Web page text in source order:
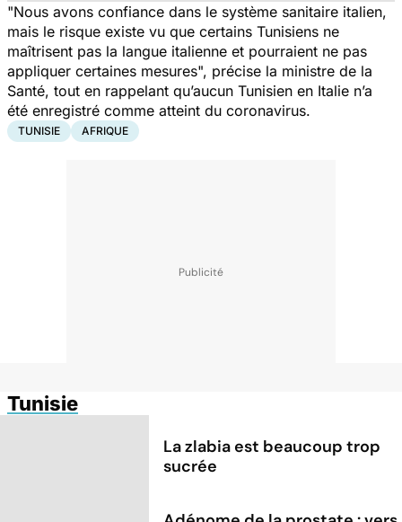
"Nous avons confiance dans le système sanitaire italien,
mais le risque existe vu que certains Tunisiens ne
maîtrisent pas la langue italienne et pourraient ne pas
appliquer certaines mesures", précise la ministre de la
Santé, tout en rappelant qu’aucun Tunisien en Italie n’a
été enregistré comme atteint du coronavirus.
TUNISIE AFRIQUE
Tunisie
La zlabia est beaucoup trop
sucrée